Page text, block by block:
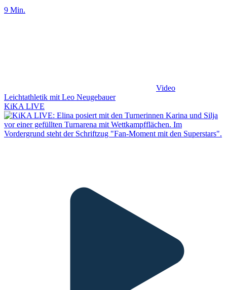
9 Min.
Video
Leichtathletik mit Leo Neugebauer
KiKA LIVE